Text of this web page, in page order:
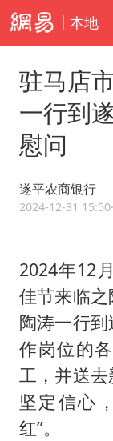
本地
驻马店
一行到
慰问
遂平农商银行
2024-12-31 15:50
2024年12
佳节来临之
陶涛一行
作岗位的
工，并送
坚定信心
红”。